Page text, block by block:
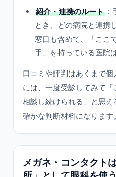
紹介・連携のルート
とき、どの病院と連携
窓口も含めて、「ここ
手」を持っている医院
口コミや評判はあくまで
には、一度受診してみて
相談し続けられる」と思
確かな判断材料になります。
メガネ・コンタクト